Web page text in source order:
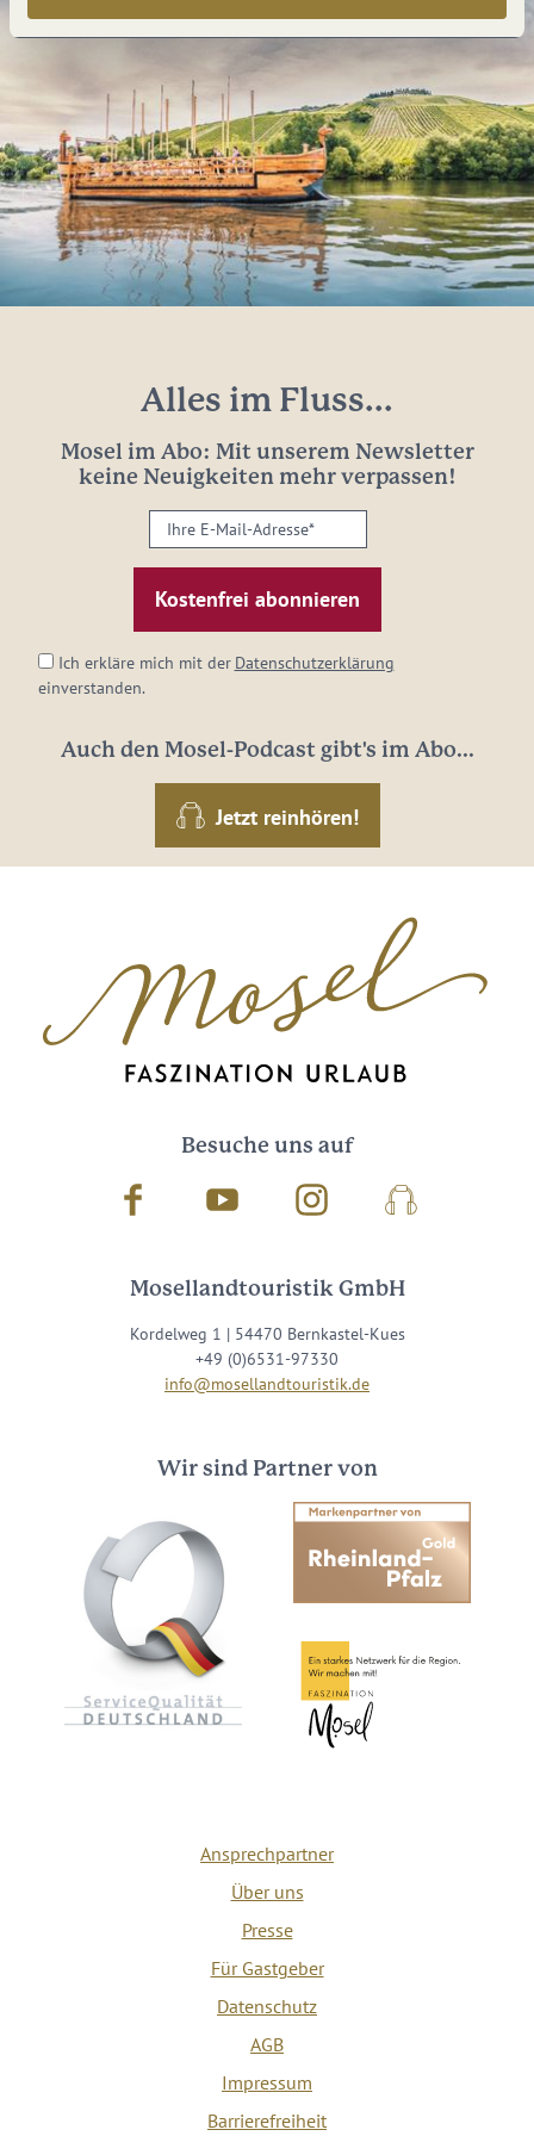
Alles im Fluss...
Mosel im Abo: Mit unserem Newsletter
keine Neuigkeiten mehr verpassen!
Ihre
E-
Mail-
Adresse:
Ich erkläre mich mit der Datenschutzerklärung
einverstanden.
Auch den Mosel-Podcast gibt's im Abo...
Jetzt reinhören!
Besuche uns auf
Facebook Youtube InstagramPodcast
Mosellandtouristik GmbH
Kordelweg 1 | 54470 Bernkastel-Kues
+49 (0)6531-97330
info@mosellandtouristik.de
Wir sind Partner von
Ansprechpartner
Über uns
Presse
Für Gastgeber
Datenschutz
AGB
Impressum
Barrierefreiheit